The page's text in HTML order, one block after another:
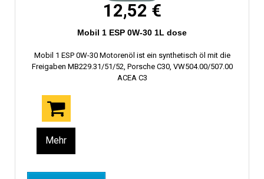
12,52 €
Mobil 1 ESP 0W-30 1L dose
Mobil 1 ESP 0W-30 Motorenöl ist ein synthetisch öl mit die
Freigaben MB229.31/51/52, Porsche C30, VW504.00/507.00
ACEA C3
Mehr